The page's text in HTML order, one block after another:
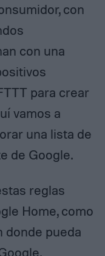
con
con una
para crear
vamos a
una lista de
de Google.
reglas
Home, como
donde pueda